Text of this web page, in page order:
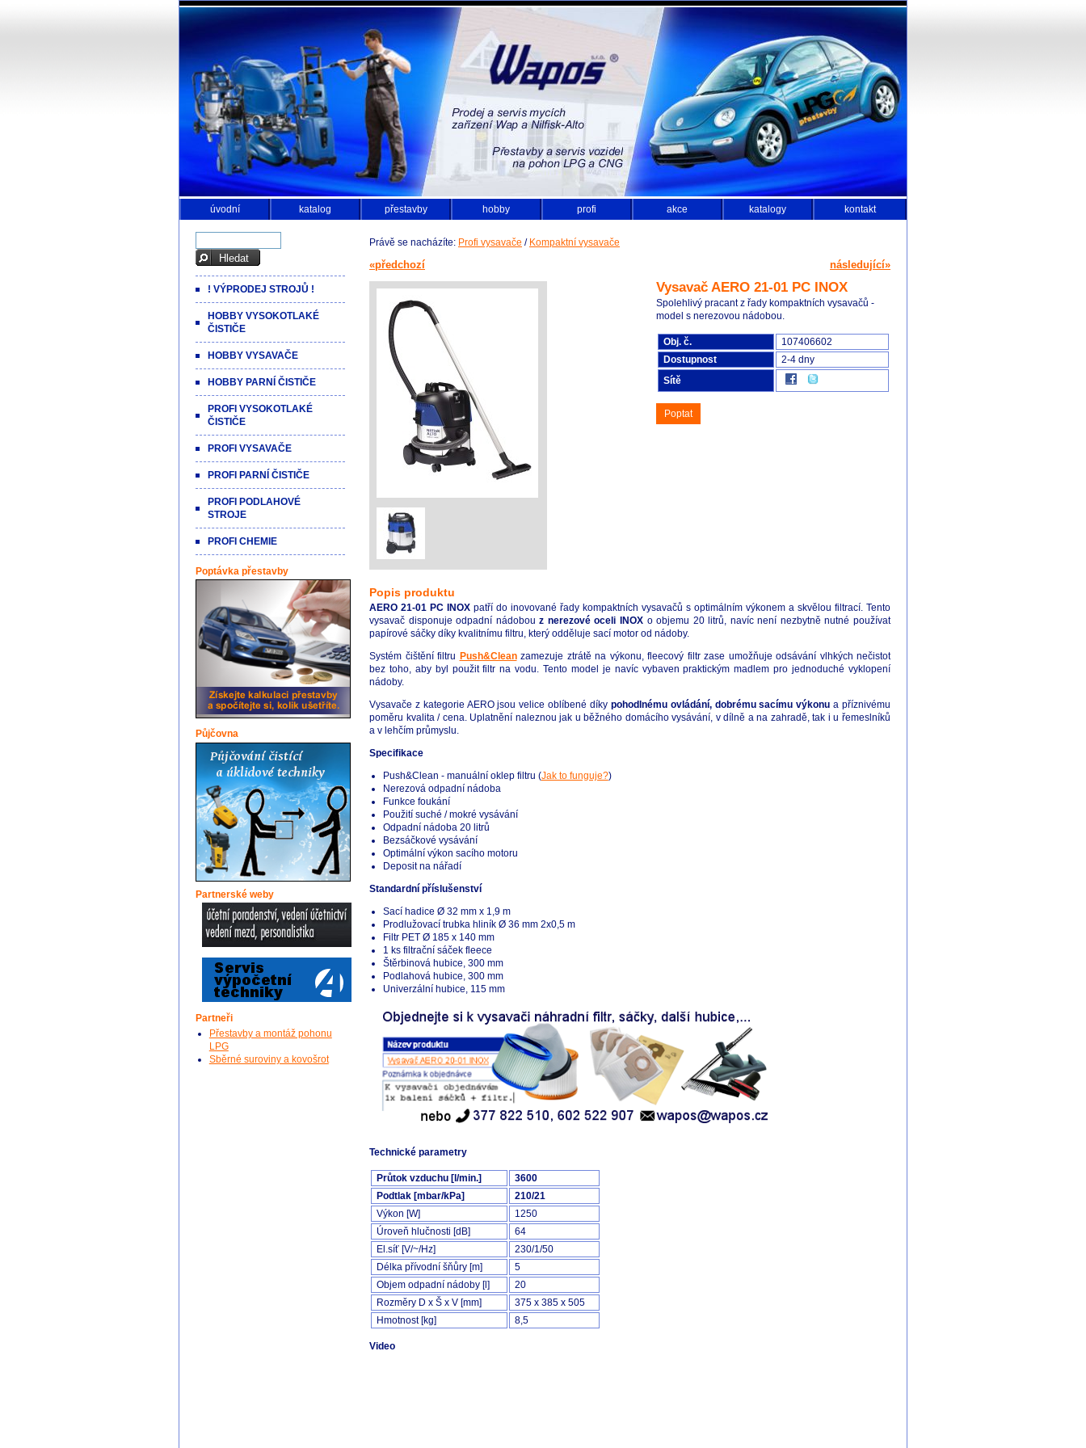
úvodní katalog přestavby hobby profi akce katalogy kontakt
Právě se nacházíte: Profi vysavače / Kompaktní vysavače
«předchozí následující»
Vysavač AERO 21-01 PC INOX
Spolehlivý pracant z řady kompaktních vysavačů -
model s nerezovou nádobou.
Obj. č.
107406602
Dostupnost
2-4 dny
Sítě
Poptat
Popis produktu
AERO 21-01 PC INOX patří do inovované řady kompaktních vysavačů s optimálním výkonem a skvělou filtrací. Tento
vysavač disponuje odpadní nádobouz nerezové oceli INOXo objemu 20 litrů, navíc není nezbytně nutné používat
papírové sáčky díky kvalitnímu filtru, který odděluje sací motor od nádoby.
Systém čištění filtru Push&Cleanzamezuje ztrátě na výkonu, fleecový filtr zase umožňuje odsávání vlhkých nečistot
bez toho, aby byl použit filtr na vodu. Tento model je navíc vybaven praktickým madlem pro jednoduché vyklopení
nádoby.
Vysavače z kategorie AERO jsou velice oblíbené díky pohodlnému ovládání, dobrému sacímu výkonu a příznivému
poměru kvalita / cena. Uplatnění naleznou jak u běžného domácího vysávání, v dílně a na zahradě, tak i u řemeslníků
a v lehčím průmyslu.
Specifikace
Push&Clean - manuální oklep filtru (Jak to funguje?)
Nerezová odpadní nádoba
Funkce foukání
Použití suché / mokré vysávání
Odpadní nádoba 20 litrů
Bezsáčkové vysávání
Optimální výkon sacího motoru
Deposit na nářadí
Standardní příslušenství
Sací hadice Ø 32 mm x 1,9 m
Prodlužovací trubka hliník Ø 36 mm 2x0,5 m
Filtr PET Ø 185 x 140 mm
1 ks filtrační sáček fleece
Štěrbinová hubice, 300 mm
Podlahová hubice, 300 mm
Univerzální hubice, 115 mm
Technické parametry
Průtok vzduchu [l/min.]
3600
Podtlak [mbar/kPa]
210/21
Výkon [W]
1250
Úroveň hlučnosti [dB]
64
El.síť [V/~/Hz]
230/1/50
Délka přívodní šňůry [m]
5
Objem odpadní nádoby [l]
20
Rozměry D x Š x V [mm]
375 x 385 x 505
Hmotnost [kg]
8,5
Video
! VÝPRODEJ STROJŮ !
HOBBY VYSOKOTLAKÉ
ČISTIČE
HOBBY VYSAVAČE
HOBBY PARNÍ ČISTIČE
PROFI VYSOKOTLAKÉ
ČISTIČE
PROFI VYSAVAČE
PROFI PARNÍ ČISTIČE
PROFI PODLAHOVÉ
STROJE
PROFI CHEMIE
Poptávka přestavby
Půjčovna
Partnerské weby
Partneři
Přestavby a montáž pohonu
LPG
Sběrné suroviny a kovošrot